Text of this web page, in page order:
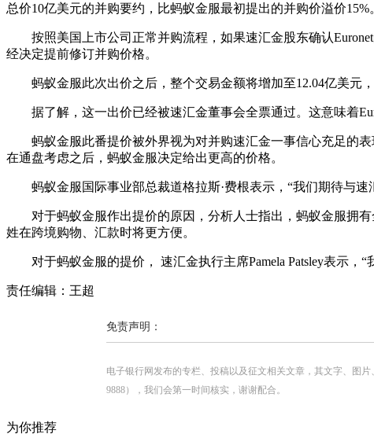
总价10亿美元的并购要约，比蚂蚁金服最初提出的并购价溢价15%
按照美国上市公司正常并购流程，如果速汇金股东确认
经决定提前修订并购价格。
蚂蚁金服此次出价之后，整个交易金额将增加至12.04亿美元，
据了解，这一出价已经被速汇金董事会全票通过。这意味着
蚂蚁金服此番提价被外界视为对并购速汇金一事信心充足的表
在通盘考虑之后，蚂蚁金服决定给出更高的价格。
蚂蚁金服国际事业部总裁道格拉斯·费根表示，“我们期待与速
对于蚂蚁金服作出提价的原因，分析人士指出，蚂蚁金服拥有
姓在跨境购物、汇款时将更方便。
对于蚂蚁金服的提价， 速汇金执行主席Pamela Patsley表示，
责任编辑：王超
免责声明：
电子银行网发布的专栏、投稿以及征文相关文章，其文字、图
9888），我们会第一时间核实，谢谢配合。
为你推荐